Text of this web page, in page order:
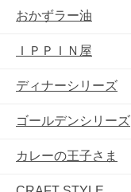
おかずラー油
ＩＰＰＩＮ屋
ディナーシリーズ
ゴールデンシリーズ
カレーの王子さま